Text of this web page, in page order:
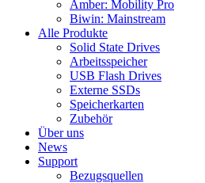
Amber: Mobility Pro
Biwin: Mainstream
Alle Produkte
Solid State Drives
Arbeitsspeicher
USB Flash Drives
Externe SSDs
Speicherkarten
Zubehör
Über uns
News
Support
Bezugsquellen